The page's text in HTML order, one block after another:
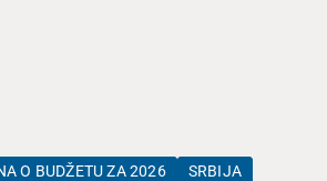
O BUDŽETU ZA 2026 SRBIJA